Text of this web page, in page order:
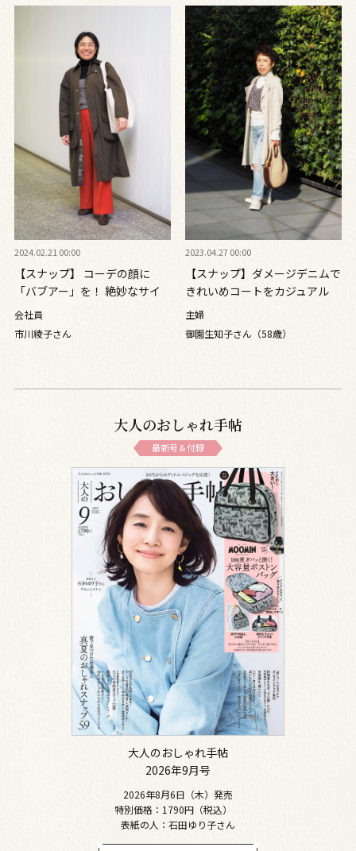
2024.02.21 00:00
【スナップ】 コーデの顔に
「バブアー」を！ 絶妙なサイ
ズ感でメンズライクに着こなし
て
会社員
市川綾子さん
2023.04.27 00:00
【スナップ】ダメージデニムで
きれいめコートをカジュアル
に！
主婦
御園生知子さん（58歳）
大人のおしゃれ手帖
最新号＆付録
大人のおしゃれ手帖
2026年9月号
2026年8月6日（木）発売
特別価格：1790円（税込）
表紙の人：石田ゆり子さん